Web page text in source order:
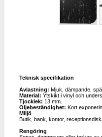
Teknisk specifikation
Avlastning: Mjuk, dämpande,
Material: Ytskikt i vinyl och
Tjocklek: 13 mm.
Oljebeständighet: Kort
Miljö
Butik, bank, kontor,
Rengöring